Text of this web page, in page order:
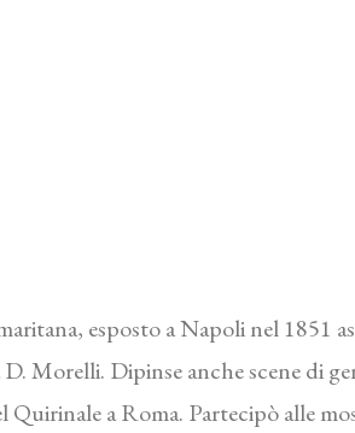
esposto a Napoli nel 1851
Morelli. Dipinse anche scene di
a Roma. Partecipò alle